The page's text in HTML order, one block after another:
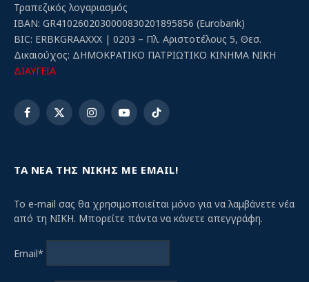
Τραπεζικός λογαριασμός
IBAN: GR4102602030000830201895856 (Eurobank)
BIC: ERBKGRAAXXX | 0203 – Πλ. Αριστοτέλους 5, Θεσ.
Δικαιούχος: ΔΗΜΟΚΡΑΤΙΚΟ ΠΑΤΡΙΩΤΙΚΟ ΚΙΝΗΜΑ ΝΙΚΗ
ΔΙΑΥΓΕΙΑ
Facebook
X
InstagramYouTubeTikTok
ΤΑ ΝΕΑ ΤΗΣ ΝΙΚΗΣ ΜΕ EMAIL!
Το e-mail σας θα χρησιμοποιείται μόνο για να λαμβάνετε νέα
από τη ΝΙΚΗ. Μπορείτε πάντα να κάνετε απεγγράφη.
Email*